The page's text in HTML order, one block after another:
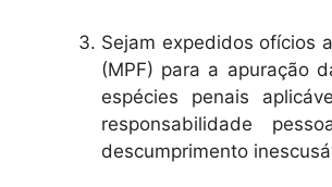
Sejam expedidos ofícios
(MPF) para a apuração
espécies penais
responsabilidade
descumprimento